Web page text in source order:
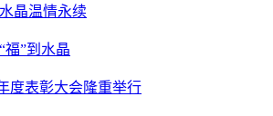
晶温情永续
福”到水晶
度表彰大会隆重举行